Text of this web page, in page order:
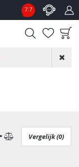
7.7
aan wensenlijst
Vergelijk (0)